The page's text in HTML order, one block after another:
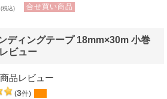
(税込) 合せ買い商品
ディングテープ 18mm×30m 小巻
ビュー
品レビュー
(3件)